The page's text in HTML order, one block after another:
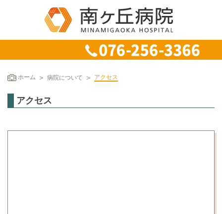
ホーム 病院について アクセス
アクセス